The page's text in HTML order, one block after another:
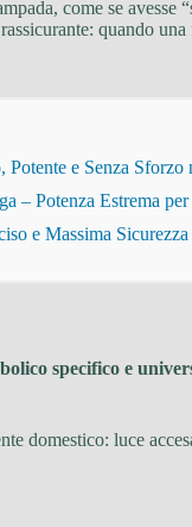
come se
quando
e Senza Sforzo
– Potenza Estrema
e Massima
specifico e
domestico: luce